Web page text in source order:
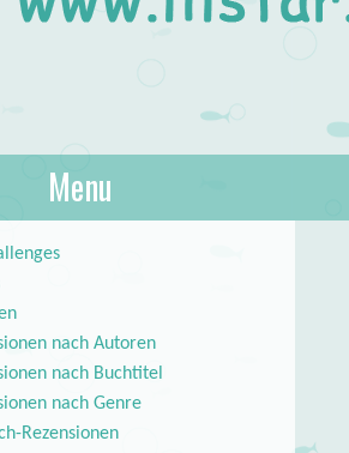
Books
lilstar.de
Menu
nach Autoren
nach Buchtitel
nach Genre
Rezensionen